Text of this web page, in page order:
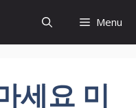
Menu
세요 미